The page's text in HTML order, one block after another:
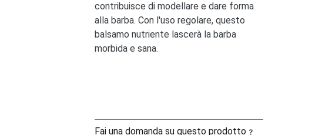
contribuisce di modellare e dare forma
alla barba. Con l'uso regolare, questo
balsamo nutriente lascerà la barba
morbida e sana.
Fai una domanda su questo prodotto